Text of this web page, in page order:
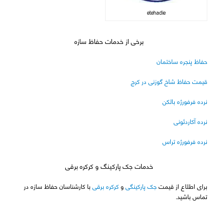
etehadie
برخی از خدمات حفاظ سازه
حفاظ پنجره ساختمان
قیمت حفاظ شاخ گوزنی در کرج
نرده فرفورژه بالکن
نرده آکاردئونی
نرده فرفورژه تراس
خدمات جک پارکینگ و کرکره برقی
برای اطلاع از قیمتجک پارکینگیوکرکره برقی با کارشناسان حفاظ سازه در
تماس باشید.